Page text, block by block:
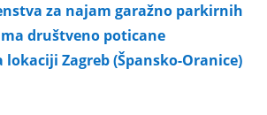
za najam garažno parkirnih
društveno poticane
Zagreb (Špansko-Oranice)